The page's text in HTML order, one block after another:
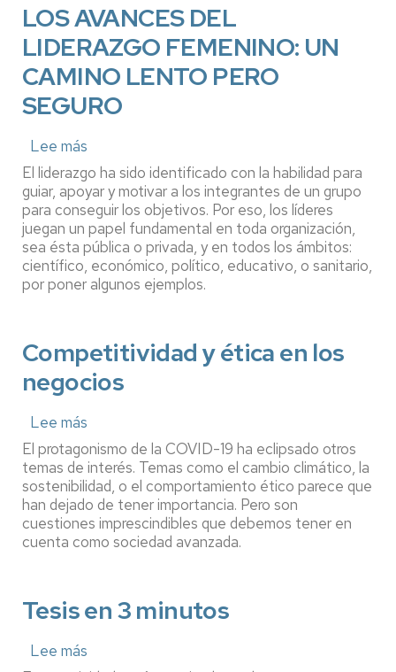
LOS AVANCES DEL
LIDERAZGO FEMENINO: UN
CAMINO LENTO PERO
SEGURO
Lee más
LOS
AVANCES
DEL
LIDERAZGO
FEMENINO:
UN
CAMINO
LENTO
PERO
El liderazgo ha sido identificado con la habilidad para
guiar, apoyar y motivar a los integrantes de un grupo
para conseguir los objetivos. Por eso, los líderes
juegan un papel fundamental en toda organización,
sea ésta pública o privada, y en todos los ámbitos:
científico, económico, político, educativo, o sanitario,
por poner algunos ejemplos.
Competitividad y ética en los
negocios
Lee más
Competitividad
y
ética
en
los
negocios
El protagonismo de la COVID-19 ha eclipsado otros
temas de interés. Temas como el cambio climático, la
sostenibilidad, o el comportamiento ético parece que
han dejado de tener importancia. Pero son
cuestiones imprescindibles que debemos tener en
cuenta como sociedad avanzada.
Tesis en 3 minutos
Lee más
Tesis